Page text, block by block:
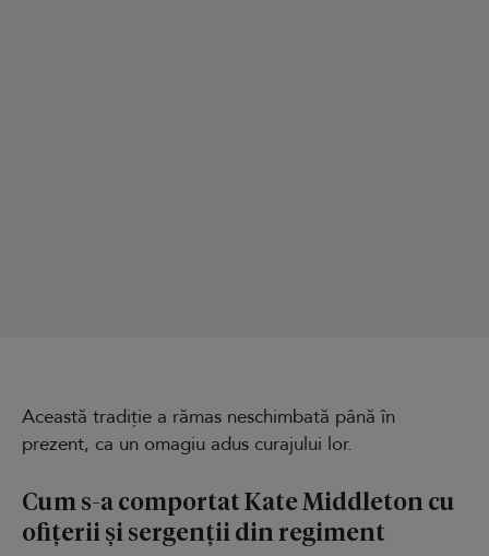
Această tradiție a rămas neschimbată până în
prezent, ca un omagiu adus curajului lor.
Cum s-a comportat Kate Middleton cu
ofițerii și sergenții din regiment